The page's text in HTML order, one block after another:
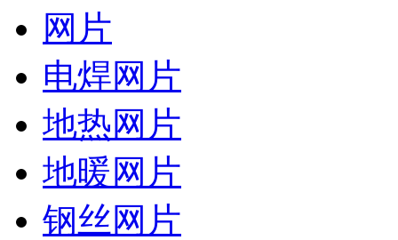
网片
电焊网片
地热网片
地暖网片
钢丝网片